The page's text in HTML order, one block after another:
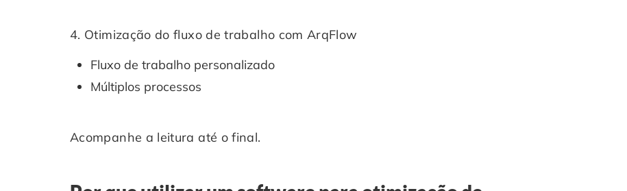
4. Otimização do fluxo de trabalho com ArqFlow
Fluxo de trabalho personalizado
Múltiplos processos
Acompanhe a leitura até o final.